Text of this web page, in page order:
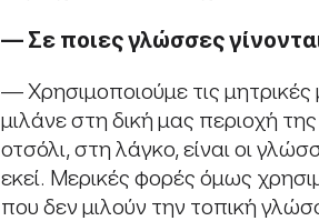
— Σε ποιες γλώσσες
— Χρησιμοποιούμε τις
μιλάνε στη δική μας περιοχή
οτσόλι, στη λάγκο, είναι οι
εκεί. Μερικές φορές όμως
που δεν μιλούν την τοπική